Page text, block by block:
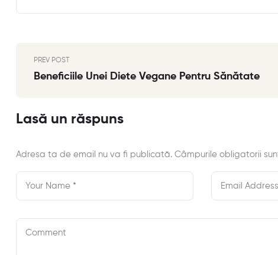
PREV POST
Beneficiile Unei Diete Vegane Pentru Sănătate
Lasă un răspuns
Adresa ta de email nu va fi publicată. Câmpurile obligatorii